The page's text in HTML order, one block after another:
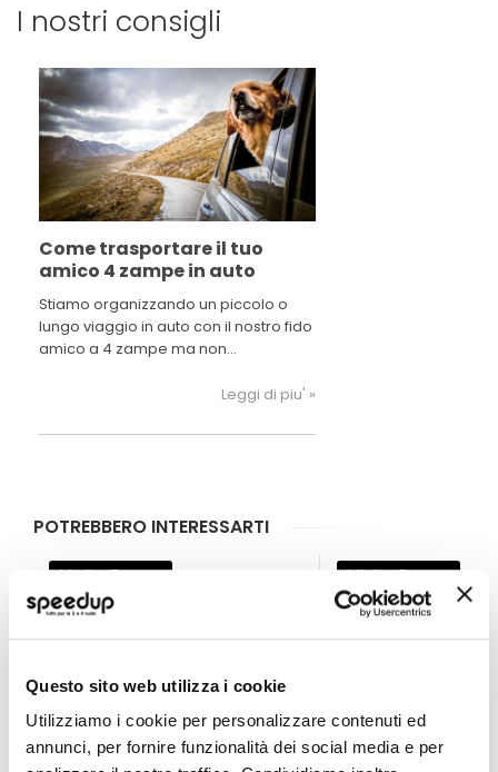
Questo sito web utilizza i cookie
Utilizziamo i cookie per personalizzare contenuti ed
annunci, per fornire funzionalità dei social media e per
I nostri consigli
Come trasportare il tuo
amico 4 zampe in auto
Stiamo organizzando un piccolo o
lungo viaggio in auto con il nostro fido
amico a 4 zampe ma non
corretto trasporto in auto ne tutti gli
in totale sicurezza e mantenendo
Leggi di piu' »
POTREBBERO INTERESSARTI
Miglior Prezzo Miglior Prezzo